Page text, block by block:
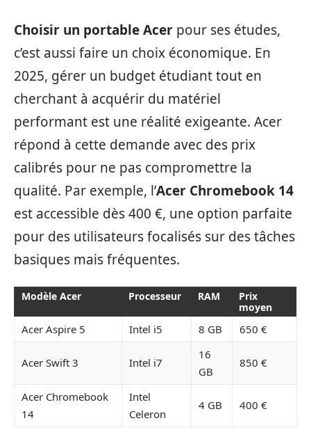
Choisir un portable Acer pour ses études,
c’est aussi faire un choix économique. En
2025, gérer un budget étudiant tout en
cherchant à acquérir du matériel
performant est une réalité exigeante. Acer
répond à cette demande avec des prix
calibrés pour ne pas compromettre la
qualité. Par exemple, l’Acer Chromebook 14
est accessible dès 400 €, une option parfaite
pour des utilisateurs focalisés sur des tâches
basiques mais fréquentes.
Modèle Acer Processeur RAM
Prix
moyen
Acer Aspire 5 Intel i5 8 GB 650 €
Acer Swift 3 Intel i7
16
GB
850 €
Acer Chromebook
14
Intel
Celeron
4 GB 400 €